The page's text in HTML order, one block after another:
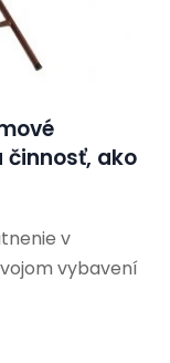
ako
v
vybavení